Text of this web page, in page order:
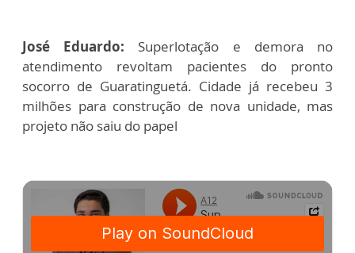
José Eduardo: Superlotação e demora no
atendimento revoltam pacientes do pronto
socorro de Guaratinguetá. Cidade já recebeu 3
milhões para construção de nova unidade, mas
projeto não saiu do papel